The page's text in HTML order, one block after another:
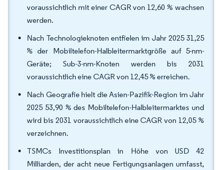
voraussichtlich mit einer CAGR von 12,60 % wachsen
werden.
Nach Technologieknoten entfielen im Jahr 2025 31,25
% der Mobiltelefon-Halbleitermarktgröße auf 5-nm-
Geräte; Sub-3-nm-Knoten werden bis 2031
voraussichtlich eine CAGR von 12,45 % erreichen.
Nach Geografie hielt die Asien-Pazifik-Region im Jahr
2025 53,90 % des Mobiltelefon-Halbleitermarktes und
wird bis 2031 voraussichtlich eine CAGR von 12,05 %
verzeichnen.
TSMCs Investitionsplan in Höhe von USD 42
Milliarden, der acht neue Fertigungsanlagen umfasst,